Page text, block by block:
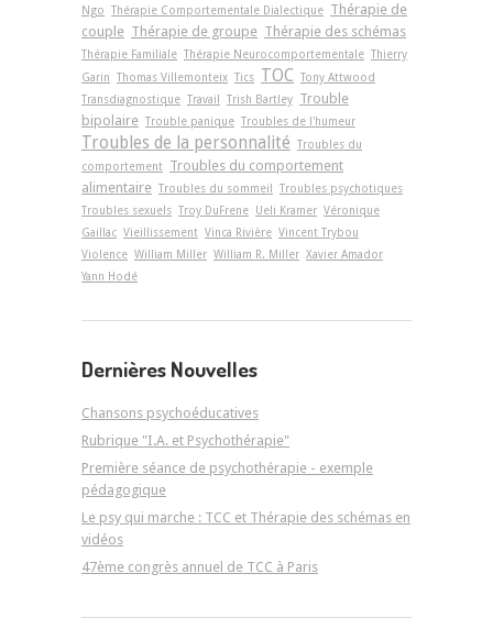
Ngo Thérapie Comportementale Dialectique Thérapie de
couple Thérapie de groupe Thérapie des schémas
Thérapie Familiale Thérapie Neurocomportementale Thierry
Garin Thomas Villemonteix Tics TOC Tony Attwood
Transdiagnostique Travail Trish Bartley Trouble
bipolaire Trouble panique Troubles de l'humeur
Troubles de la personnalité Troubles du
comportement Troubles du comportement
alimentaire Troubles du sommeil
Troubles psychotiques
Troubles sexuels Troy DuFrene Ueli Kramer Véronique
Gaillac Vieillissement Vinca Rivière Vincent Trybou
Violence William Miller William R. Miller Xavier Amador
Yann Hodé
Dernières Nouvelles
Chansons psychoéducatives
Rubrique "I.A. et Psychothérapie"
Première séance de psychothérapie - exemple
pédagogique
Le psy qui marche : TCC et Thérapie des schémas en
vidéos
47ème congrès annuel de TCC à Paris